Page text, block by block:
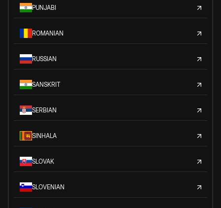
PUNJABI
ROMANIAN
RUSSIAN
SANSKRIT
SERBIAN
SINHALA
SLOVAK
SLOVENIAN